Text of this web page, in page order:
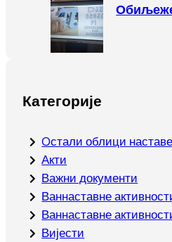
Категорије
Oстали облици наставе
Акти
Важни документи
Ваннаставне
Ваннаставне
Вијести